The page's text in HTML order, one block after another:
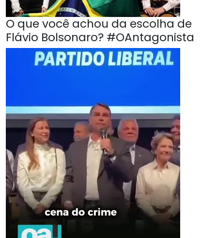
O que você achou da escolha de
Flávio Bolsonaro? #OAntagonista